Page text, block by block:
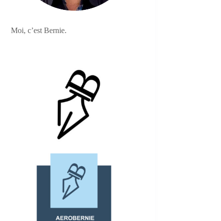
Moi, c’est Bernie.